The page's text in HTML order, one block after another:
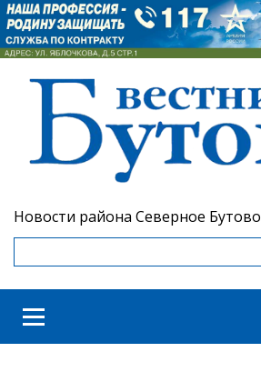
Новости района Северное Бутово